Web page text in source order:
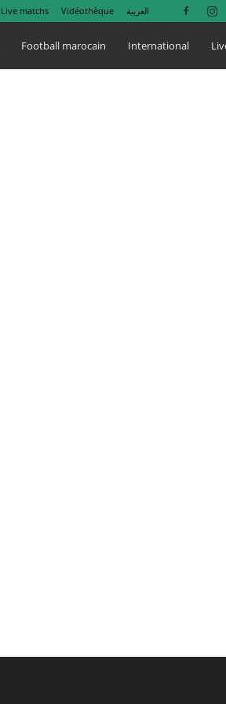
Live matchs Vidéothèque العربية
Football marocain International